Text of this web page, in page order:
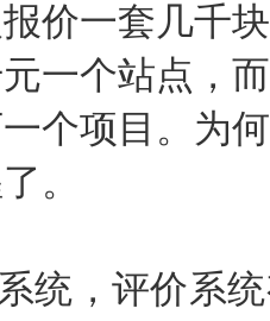
价一套几千
一个站点，
个项目。为
。
统，评价系